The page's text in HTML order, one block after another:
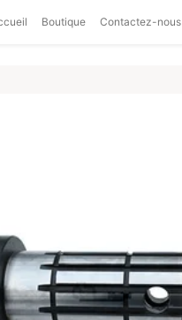
Boutique Contactez-nous